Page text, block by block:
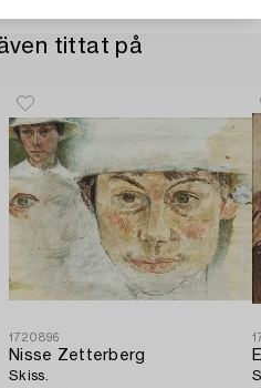
tittat på
1720896
Nisse Zetterberg
Skiss.